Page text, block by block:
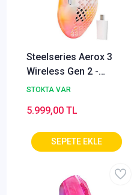
Steelseries Aerox 3
Wireless Gen 2 -
Ghost 4K Kablosuz
STOKTA VAR
5.999,00 TL